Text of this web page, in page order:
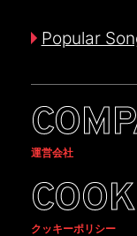
Popular
運営会社
クッキーポリシー